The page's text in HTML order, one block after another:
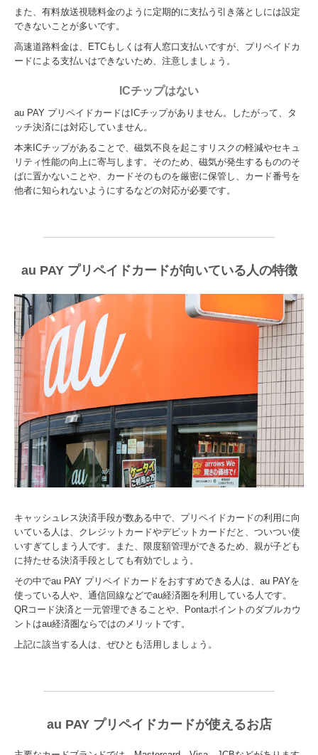
また、有料放送視聴料金のように定期的に支払う引き落としには設定
できないことが多いです。
高速道路料金は、ETCもしくは有人窓口支払いですが、プリペイドカ
ードによる支払いはできないため、注意しましょう。
ICチップはない
au PAY プリペイドカードはICチップがありません。したがって、タ
ッチ決済には対応していません。
本来ICチップがあることで、磁気不良を起こすリスクの軽減やセキュ
リティ性能の向上に寄与します。そのため、磁気が発生するもののそ
ばに置かないことや、カードそのものを厳密に保管し、カード番号を
他者に知られないようにするなどの対応が必要です。
au PAY プリペイドカードが向いている人の特徴
キャッシュレス決済手段が数ある中で、プリペイドカードの利用に向
いている人は、クレジットカードやデビットカードだと、ついつい使
いすぎてしまう人です。また、限度額管理ができるため、親が子ども
に持たせる決済手段としても有効でしょう。
その中でau PAY プリペイドカードをおすすめできる人は、au PAYを
使っている人や、通信回線などでau経済圏を利用している人です。
QRコード決済と一元管理できることや、Pontaポイントのダブルカウ
ントはau経済圏ならではのメリットです。
上記に該当する人は、ぜひとも活用しましょう。
au PAY プリペイドカードが使えるお店